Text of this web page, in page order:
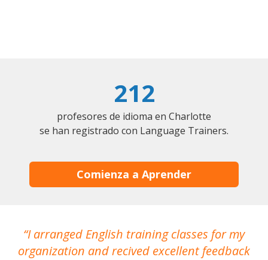
212
profesores de idioma en Charlotte
se han registrado con Language Trainers.
Comienza a Aprender
I arranged English training classes for my
organization and recived excellent feedback